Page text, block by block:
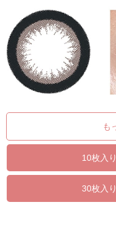
も
10枚入
30枚入